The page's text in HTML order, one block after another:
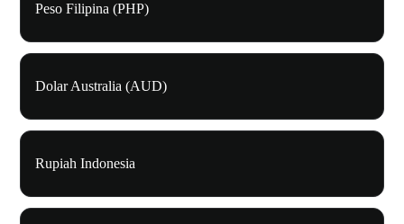
Peso Filipina (PHP)
Dolar Australia (AUD)
Rupiah Indonesia